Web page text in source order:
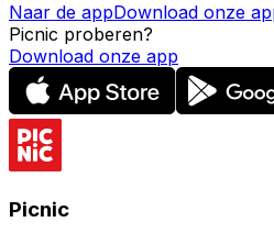
Naar de appDownload onze
Picnic proberen?
Download onze app
Picnic